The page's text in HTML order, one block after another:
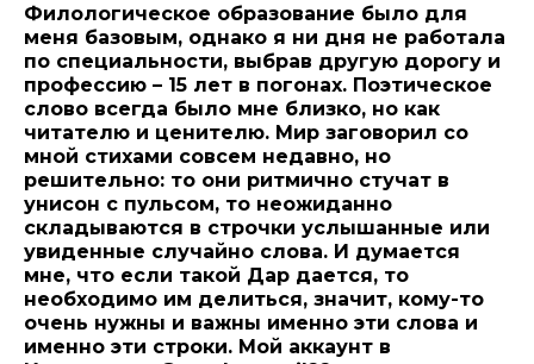
Филологическое образование было для
меня базовым, однако я ни дня не работала
по специальности, выбрав другую дорогу и
профессию – 15 лет в погонах. Поэтическое
слово всегда было мне близко, но как
читателю и ценителю. Мир заговорил со
мной стихами совсем недавно, но
решительно: то они ритмично стучат в
унисон с пульсом, то неожиданно
складываются в строчки услышанные или
увиденные случайно слова. И думается
мне, что если такой Дар дается, то
необходимо им делиться, значит, кому-то
очень нужны и важны именно эти слова и
именно эти строки. Мой аккаунт в